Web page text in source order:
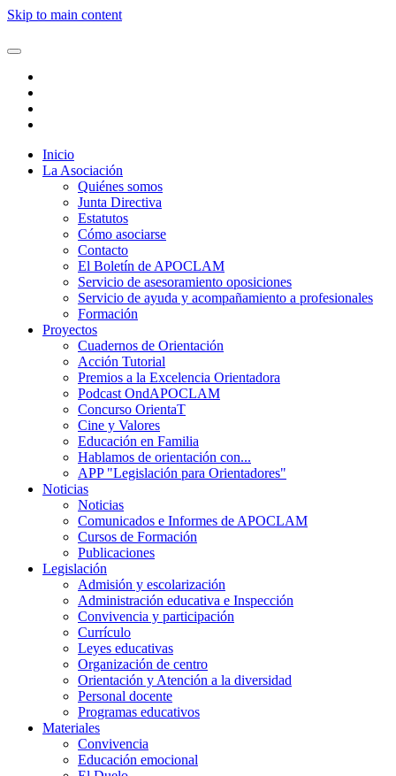
Skip to main content
Inicio
La Asociación
Quiénes somos
Junta Directiva
Estatutos
Cómo asociarse
Contacto
El Boletín de APOCLAM
Servicio de asesoramiento oposiciones
Servicio de ayuda y acompañamiento a profesionales
Formación
Proyectos
Cuadernos de Orientación
Acción Tutorial
Premios a la Excelencia Orientadora
Podcast OndAPOCLAM
Concurso OrientaT
Cine y Valores
Educación en Familia
Hablamos de orientación con...
APP "Legislación para Orientadores"
Noticias
Noticias
Comunicados e Informes de APOCLAM
Cursos de Formación
Publicaciones
Legislación
Admisión y escolarización
Administración educativa e Inspección
Convivencia y participación
Currículo
Leyes educativas
Organización de centro
Orientación y Atención a la diversidad
Personal docente
Programas educativos
Materiales
Convivencia
Educación emocional